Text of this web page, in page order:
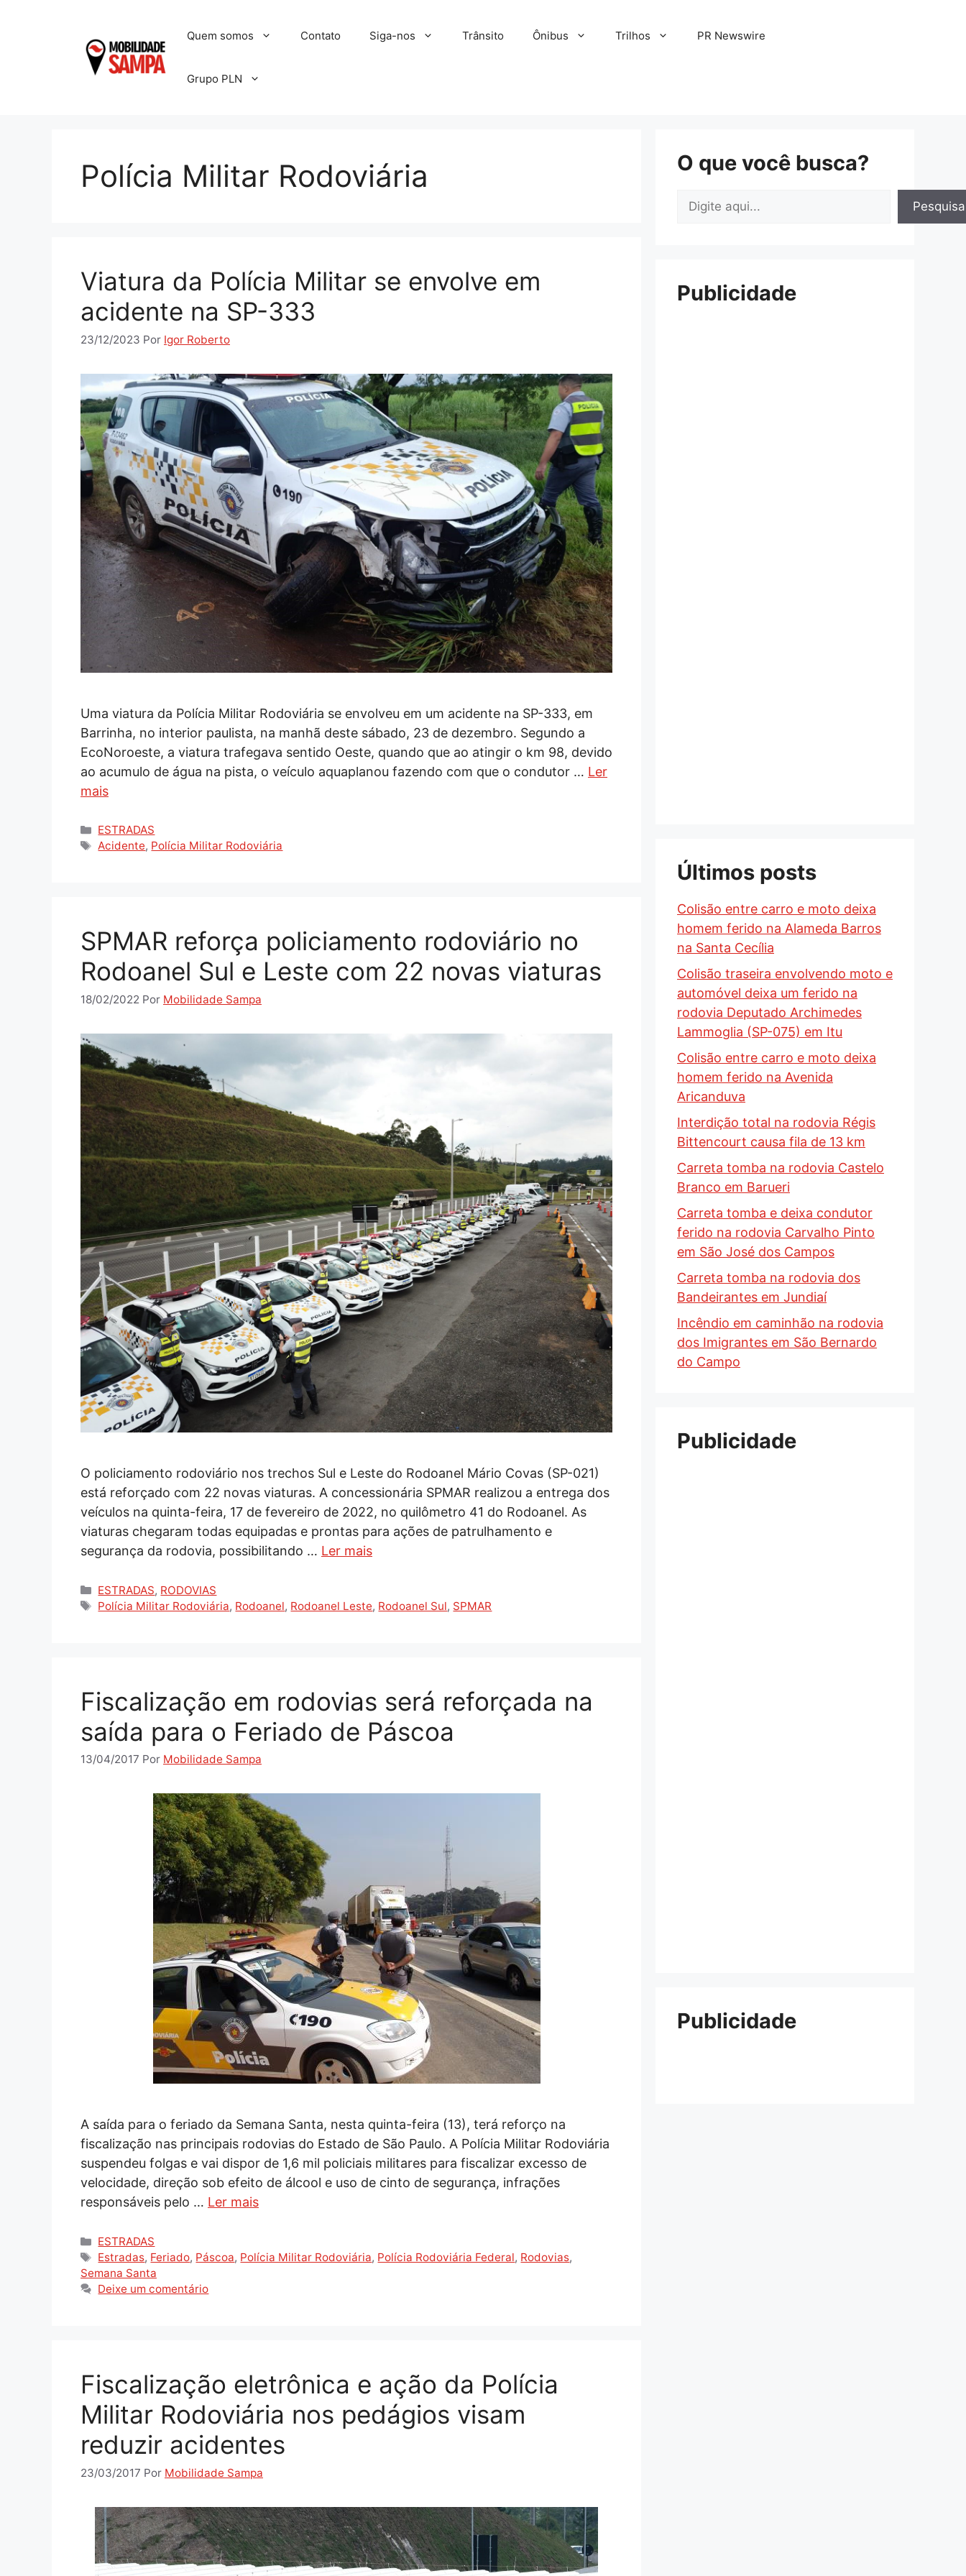
Quem somos Contato Siga-nos Trânsito Ônibus Trilhos PR Newswire
Grupo PLN
Polícia Militar Rodoviária
Viatura da Polícia Militar se envolve em
acidente na SP-333
23/12/2023 Por Igor Roberto
Uma viatura da Polícia Militar Rodoviária se envolveu em um acidente na SP-333, em
Barrinha, no interior paulista, na manhã deste sábado, 23 de dezembro. Segundo a
EcoNoroeste, a viatura trafegava sentido Oeste, quando que ao atingir o km 98, devido
ao acumulo de água na pista, o veículo aquaplanou fazendo com que o condutor … Ler
mais
Categorias
ESTRADAS
Tags
Acidente, Polícia Militar Rodoviária
SPMAR reforça policiamento rodoviário no
Rodoanel Sul e Leste com 22 novas viaturas
18/02/2022 Por Mobilidade Sampa
O policiamento rodoviário nos trechos Sul e Leste do Rodoanel Mário Covas (SP-021)
está reforçado com 22 novas viaturas. A concessionária SPMAR realizou a entrega dos
veículos na quinta-feira, 17 de fevereiro de 2022, no quilômetro 41 do Rodoanel. As
viaturas chegaram todas equipadas e prontas para ações de patrulhamento e
segurança da rodovia, possibilitando … Ler mais
Categorias
ESTRADAS, RODOVIAS
Tags
Polícia Militar Rodoviária, Rodoanel, Rodoanel Leste, Rodoanel Sul, SPMAR
Fiscalização em rodovias será reforçada na
saída para o Feriado de Páscoa
13/04/2017 Por Mobilidade Sampa
A saída para o feriado da Semana Santa, nesta quinta-feira (13), terá reforço na
fiscalização nas principais rodovias do Estado de São Paulo. A Polícia Militar Rodoviária
suspendeu folgas e vai dispor de 1,6 mil policiais militares para fiscalizar excesso de
velocidade, direção sob efeito de álcool e uso de cinto de segurança, infrações
responsáveis pelo … Ler mais
Categorias
ESTRADAS
Tags
Estradas, Feriado, Páscoa, Polícia Militar Rodoviária, Polícia Rodoviária Federal, Rodovias,
Semana Santa
Deixe um comentário
Fiscalização eletrônica e ação da Polícia
Militar Rodoviária nos pedágios visam
reduzir acidentes
23/03/2017 Por Mobilidade Sampa
O que você busca?
Pesquisar
Publicidade
Últimos posts
Colisão entre carro e moto deixa
homem ferido na Alameda Barros
na Santa Cecília
Colisão traseira envolvendo moto e
automóvel deixa um ferido na
rodovia Deputado Archimedes
Lammoglia (SP-075) em Itu
Colisão entre carro e moto deixa
homem ferido na Avenida
Aricanduva
Interdição total na rodovia Régis
Bittencourt causa fila de 13 km
Carreta tomba na rodovia Castelo
Branco em Barueri
Carreta tomba e deixa condutor
ferido na rodovia Carvalho Pinto
em São José dos Campos
Carreta tomba na rodovia dos
Bandeirantes em Jundiaí
Incêndio em caminhão na rodovia
dos Imigrantes em São Bernardo
do Campo
Publicidade
Publicidade